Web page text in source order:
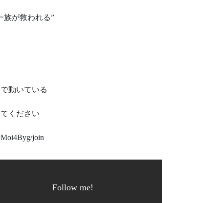
族が救われる”
動いている
ください
join
Follow me!